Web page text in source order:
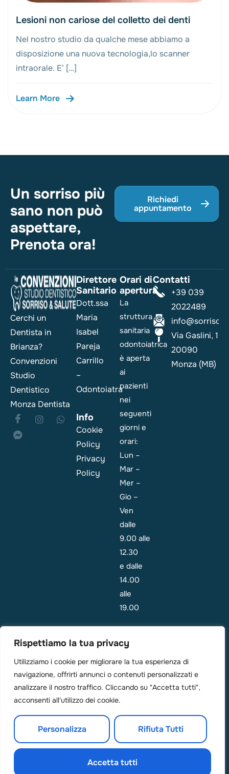
Rispettiamo la tua privacy
Utilizziamo i cookie per migliorare la tua esperienza di
navigazione, offrirti annunci o contenuti personalizzati e
analizzare il nostro traffico. Cliccando su "Accetta tutti",
acconsenti all'utilizzo dei cookie.
Personalizza Rifiuta Tutti
Accetta tutti
Lesioni non cariose del colletto dei denti
Nel nostro studio da qualche mese abbiamo a
disposizione una nuova tecnologia,lo scanner
intraorale. E’ […]
Learn More
Un sorriso più
sano non può
aspettare,
Prenota ora!
Richiedi
appuntamento
Cerchi un
Dentista in
Brianza?
Convenzioni
Studio
Dentistico
Monza Dentista
Direttore
Sanitario
Dott.ssa
Maria
Isabel
Pareja
Carrillo
–
Odontoiatra
Info
Cookie
Policy
Privacy
Policy
Orari di
apertura
La
struttura
sanitaria
odontoiatrica
è aperta
ai
pazienti
nei
seguenti
giorni e
orari:
Lun –
Mar –
Mer –
Gio –
Ven
dalle
9.00 alle
12.30
e dalle
14.00
alle
19.00
i
pazienti
sono di
solito
visti il
giorno in
chiamano.
Contatti
+39 039
2022489
Via Gaslini, 1
20090
Monza (MB)